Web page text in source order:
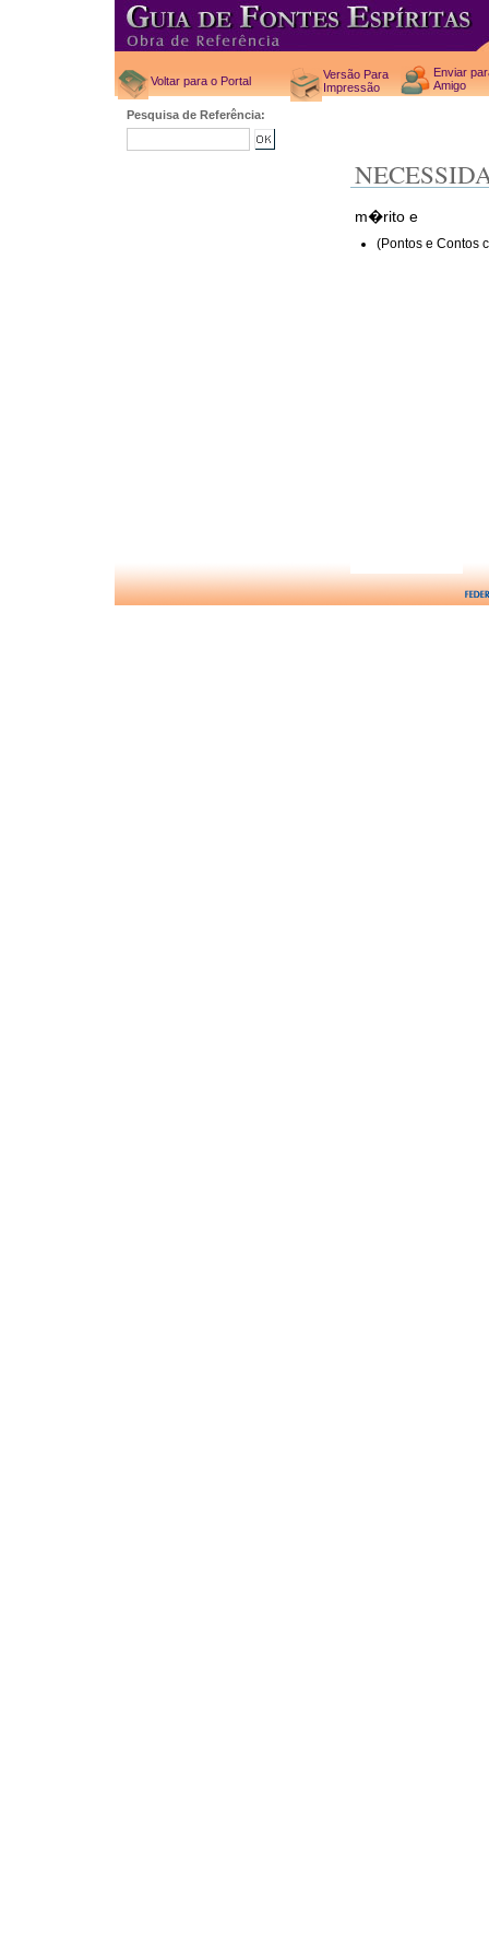
Voltar para o Portal
Versão Para
Impressão
Enviar
Amigo
Pesquisa de Referência:
m�rito e
(Pontos e Contos